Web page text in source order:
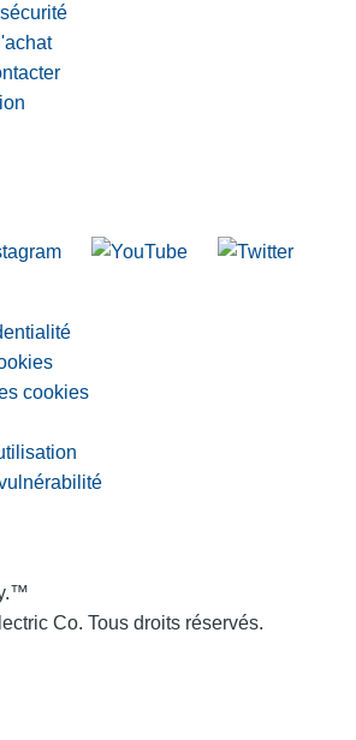
cookies
™
Co. Tous droits réservés.